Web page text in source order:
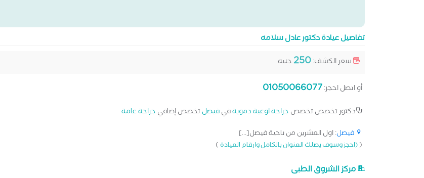
تفاصيل عيادة دكتور عادل سلامه
سعر الكشف:250جنيه
أو اتصل احجز:01050066077
دكتور تخصص تخصص جراحة اوعية دمويةفيفيصل تخصص إضافي جراحة عامة
فيصل: اول العشرين من ناحية فيصل[...]
((احجز وسوف يصلك العنوان بالكامل وارقام العيادة)
مركز الشروق الطبى